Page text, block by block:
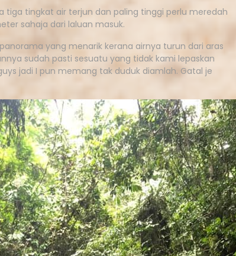
tiga tingkat air terjun dan paling tinggi perlu meredah
sahaja dari laluan masuk.
yang menarik kerana airnya turun dari aras
sudah pasti sesuatu yang tidak kami lepaskan
jadi I pun memang tak duduk diamlah. Gatal je